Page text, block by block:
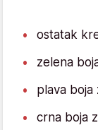
ostatak
zelena
plava boja
crna boja